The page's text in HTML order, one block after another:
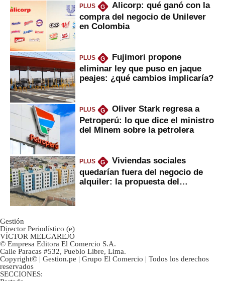
PLUS G
Alicorp: qué ganó con la
compra del negocio de Unilever
en Colombia
PLUS G
Fujimori propone
eliminar ley que puso en jaque
peajes: ¿qué cambios implicaría?
PLUS G
Oliver Stark regresa a
Petroperú: lo que dice el ministro
del Minem sobre la petrolera
PLUS G
Viviendas sociales
quedarían fuera del negocio de
alquiler: la propuesta del
Gestión
Director Periodístico (e)
VÍCTOR MELGAREJO
© Empresa Editora El Comercio S.A.
Calle Paracas #532, Pueblo Libre, Lima.
Copyright© | Gestion.pe | Grupo El Comercio | Todos los derechos
reservados
SECCIONES: